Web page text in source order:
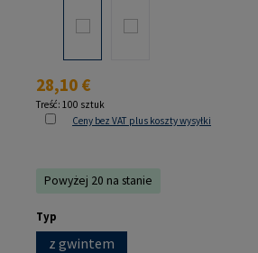
Cena regularna:
28,10 €
Treść: 100 sztuk
Ceny bez VAT plus koszty wysyłki
Powyżej 20 na stanie
Wybierz
Typ
z gwintem